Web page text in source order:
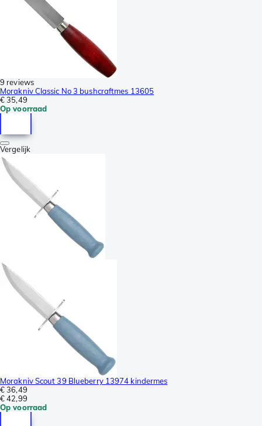
9 reviews
Morakniv Classic No 3 bushcraftmes 13605
€ 35,49
Op voorraad
Vergelijk
Morakniv Scout 39 Blueberry 13974 kindermes
€ 36,49
€ 42,99
Op voorraad